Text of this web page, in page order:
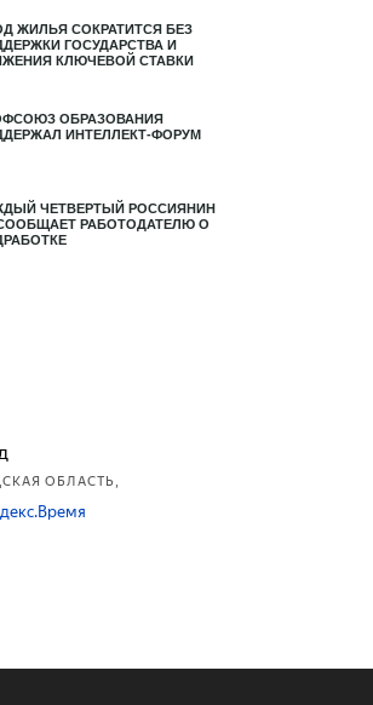
ЖИЛЬЯ СОКРАТИТСЯ БЕЗ
ГОСУДАРСТВА И
КЛЮЧЕВОЙ СТАВКИ
ОБРАЗОВАНИЯ
ИНТЕЛЛЕКТ-ФОРУМ
ЧЕТВЕРТЫЙ РОССИЯНИН
РАБОТОДАТЕЛЮ О